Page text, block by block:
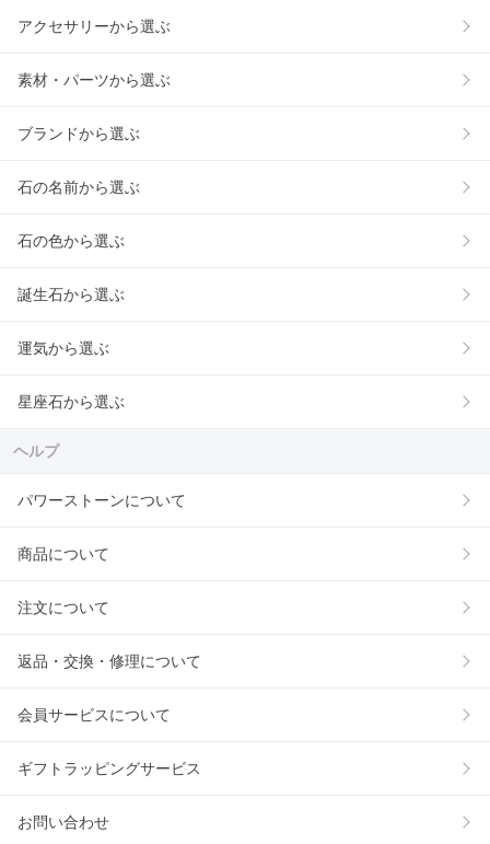
アクセサリーから選ぶ
素材・パーツから選ぶ
ブランドから選ぶ
石の名前から選ぶ
石の色から選ぶ
誕生石から選ぶ
運気から選ぶ
星座石から選ぶ
ヘルプ
パワーストーンについて
商品について
注文について
返品・交換・修理について
会員サービスについて
ギフトラッピングサービス
お問い合わせ